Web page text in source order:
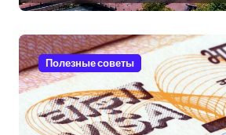
Полезные советы